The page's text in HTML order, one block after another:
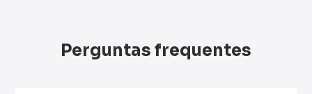
Perguntas frequentes